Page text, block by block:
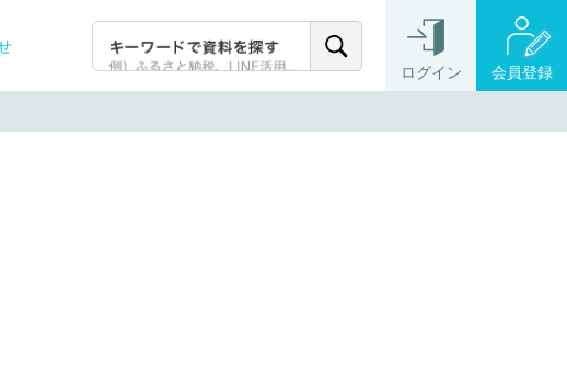
ログイン 会員登録